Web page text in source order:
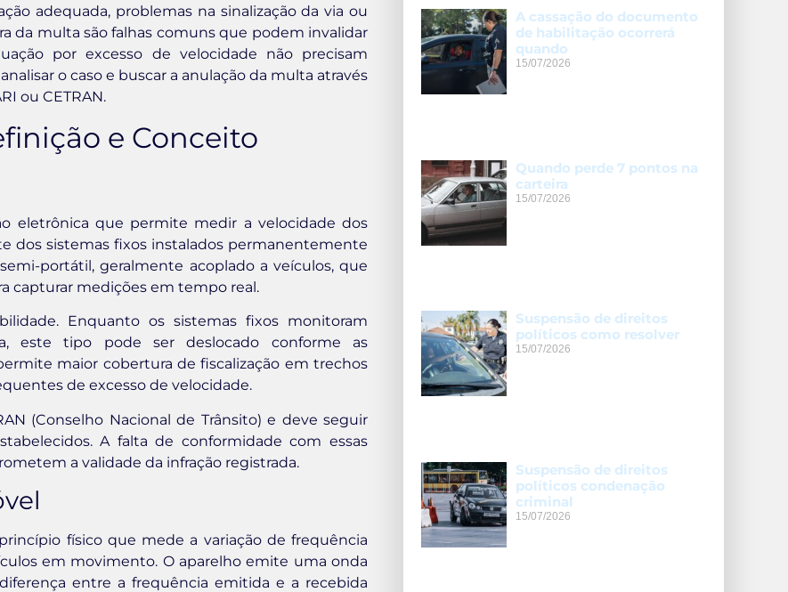
adequada, problemas na sinalização da via ou
da multa são falhas comuns que podem invalidar
por excesso de velocidade não precisam
o caso e buscar a anulação da multa através
ou CETRAN.
e Conceito
eletrônica que permite medir a velocidade dos
dos sistemas fixos instalados permanentemente
portátil, geralmente acoplado a veículos, que
capturar medições em tempo real.
Enquanto os sistemas fixos monitoram
este tipo pode ser deslocado conforme as
maior cobertura de fiscalização em trechos
de excesso de velocidade.
(Conselho Nacional de Trânsito) e deve seguir
A falta de conformidade com essas
a validade da infração registrada.
físico que mede a variação de frequência
em movimento. O aparelho emite uma onda
entre a frequência emitida e a recebida
A cassação do documento
de habilitação ocorrerá
quando
15/07/2026
Quando perde 7 pontos na
carteira
15/07/2026
Suspensão de direitos
políticos como resolver
15/07/2026
Suspensão de direitos
políticos condenação
criminal
15/07/2026